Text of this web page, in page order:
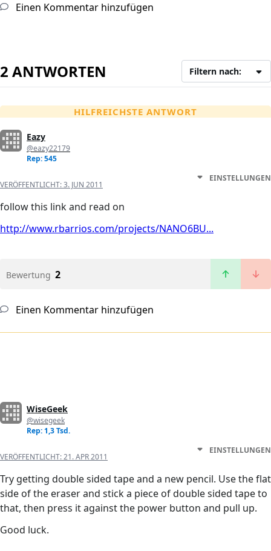
Einen Kommentar hinzufügen
2 ANTWORTEN Filtern nach:
HILFREICHSTE ANTWORT
Eazy
@eazy22179
Rep: 545
VERÖFFENTLICHT:3. JUN 2011
EINSTELLUNGEN
follow this link and read on
http://www.rbarrios.com/projects/NANO6BU...
Bewertung 2
Einen Kommentar hinzufügen
WiseGeek
@wisegeek
Rep: 1,3 Tsd.
VERÖFFENTLICHT:21. APR 2011
EINSTELLUNGEN
Try getting double sided tape and a new pencil. Use the flat
side of the eraser and stick a piece of double sided tape to
that, then press it against the power button and pull up.
Good luck.